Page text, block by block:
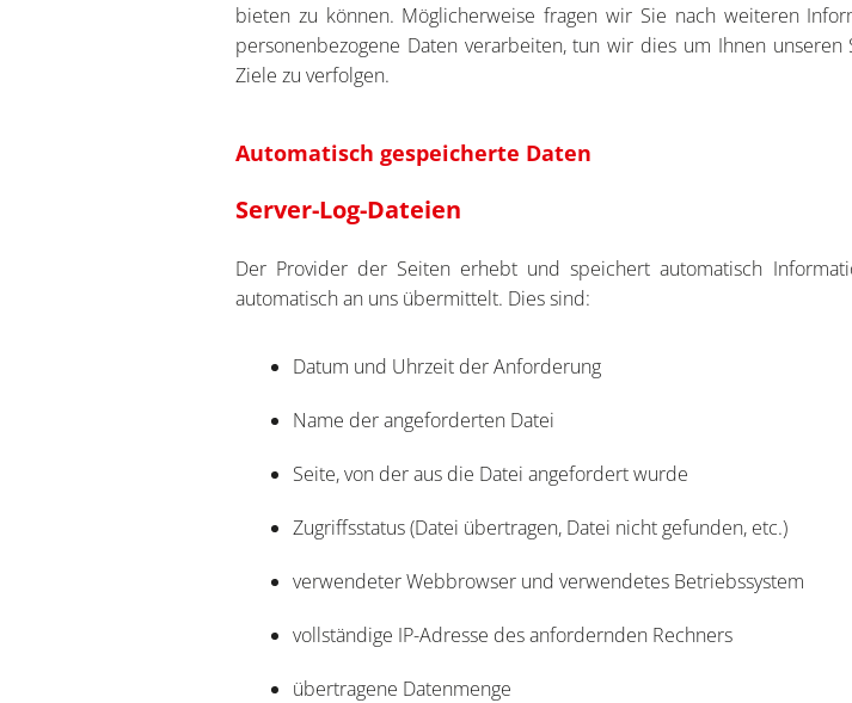
bieten zu können. Möglicherweise fragen wir Sie nach weiteren
personenbezogene Daten verarbeiten, tun wir dies um Ihnen
Ziele zu verfolgen.
Automatisch gespeicherte Daten
Server-Log-Dateien
Der Provider der Seiten erhebt und speichert automatisch
automatisch an uns übermittelt. Dies sind:
Datum und Uhrzeit der Anforderung
Name der angeforderten Datei
Seite, von der aus die Datei angefordert wurde
Zugriffsstatus (Datei übertragen, Datei nicht gefunden, etc.)
verwendeter Webbrowser und verwendetes Betriebssystem
vollständige IP-Adresse des anfordernden Rechners
übertragene Datenmenge